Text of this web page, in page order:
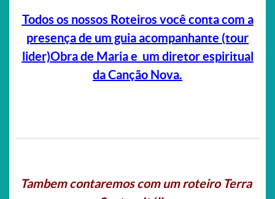
Todos os nossos Roteiros você conta com a
presença de um guia acompanhante (tour
lider)Obra de Maria e um diretor espiritual
da Canção Nova.
Tambem contaremos com um roteiro Terra